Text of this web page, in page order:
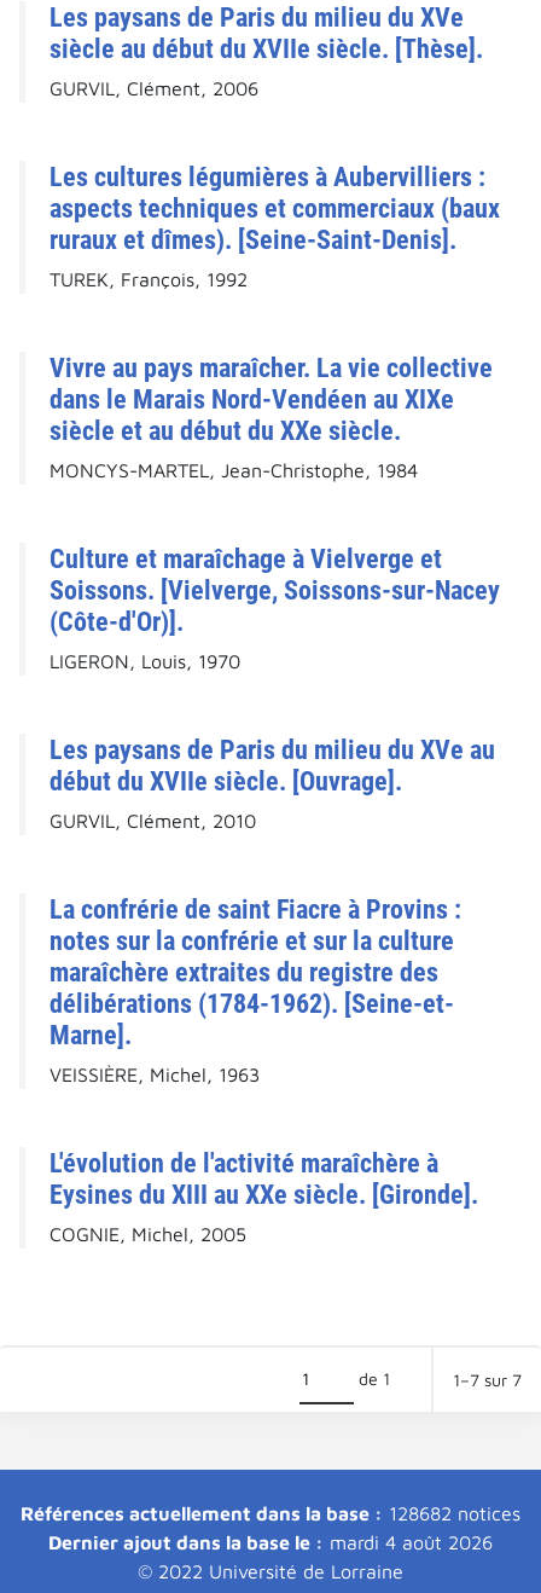
Les paysans de Paris du milieu du XVe
siècle au début du XVIIe siècle. [Thèse].
GURVIL, Clément, 2006
Les cultures légumières à Aubervilliers :
aspects techniques et commerciaux (baux
ruraux et dîmes). [Seine-Saint-Denis].
TUREK, François, 1992
Vivre au pays maraîcher. La vie collective
dans le Marais Nord-Vendéen au XIXe
siècle et au début du XXe siècle.
MONCYS-MARTEL, Jean-Christophe, 1984
Culture et maraîchage à Vielverge et
Soissons. [Vielverge, Soissons-sur-Nacey
(Côte-d'Or)].
LIGERON, Louis, 1970
Les paysans de Paris du milieu du XVe au
début du XVIIe siècle. [Ouvrage].
GURVIL, Clément, 2010
La confrérie de saint Fiacre à Provins :
notes sur la confrérie et sur la culture
maraîchère extraites du registre des
délibérations (1784-1962). [Seine-et-
Marne].
VEISSIÈRE, Michel, 1963
L'évolution de l'activité maraîchère à
Eysines du XIII au XXe siècle. [Gironde].
COGNIE, Michel, 2005
de 1 1–7 sur 7
Références actuellement dans la base : 128682 notices
Dernier ajout dans la base le : mardi 4 août 2026
© 2022 Université de Lorraine